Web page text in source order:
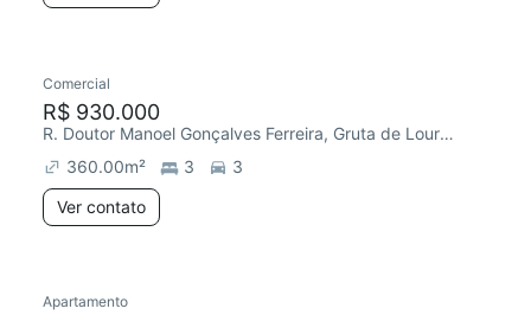
Comercial
R$ 930.000
R. Doutor Manoel Gonçalves Ferreira, Gruta de Lourdes
360.00m² 3
3
Ver contato
Apartamento